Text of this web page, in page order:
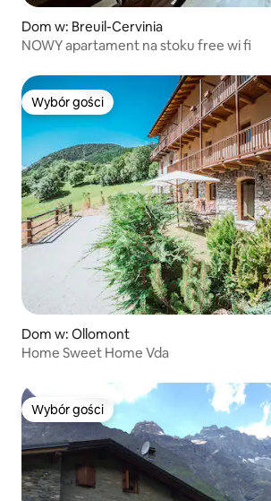
Dom w: Breuil-Cervinia
NOWY apartament na stoku free wi fi
Wybór gości
Wybór gości
Dom w: Ollomont
Home Sweet Home Vda
Wybór gości
Wybór gości